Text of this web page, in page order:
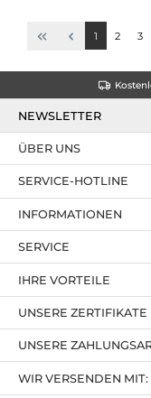
1 2 3
NEWSLETTER
SERVICE-HOTLINE
IHRE VORTEILE
UNSERE
ÜBER UNS
UNSERE ZERTIFIKATE
INFORMATIONEN
SERVICE
WIR VERSENDEN MIT: